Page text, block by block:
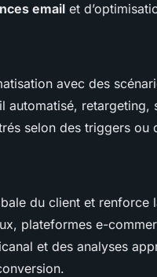
email et
avec des
automatisé, retargeting,
selon des triggers ou
du client et renforce
plateformes e-
et des analyses